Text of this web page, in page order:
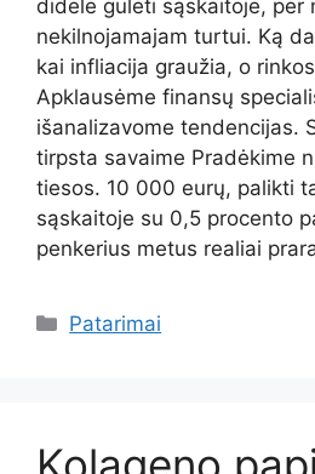
didelė gulėti sąskaitoje, per
nekilnojamajam turtui. Ką
kai infliacija graužia, o
Apklausėme finansų
išanalizavome tendencijas.
tirpsta savaime Pradėkime
tiesos. 10 000 eurų, palikti
sąskaitoje su 0,5 procento
penkerius metus realiai
Kategorijos
Patarimai
Kolageno